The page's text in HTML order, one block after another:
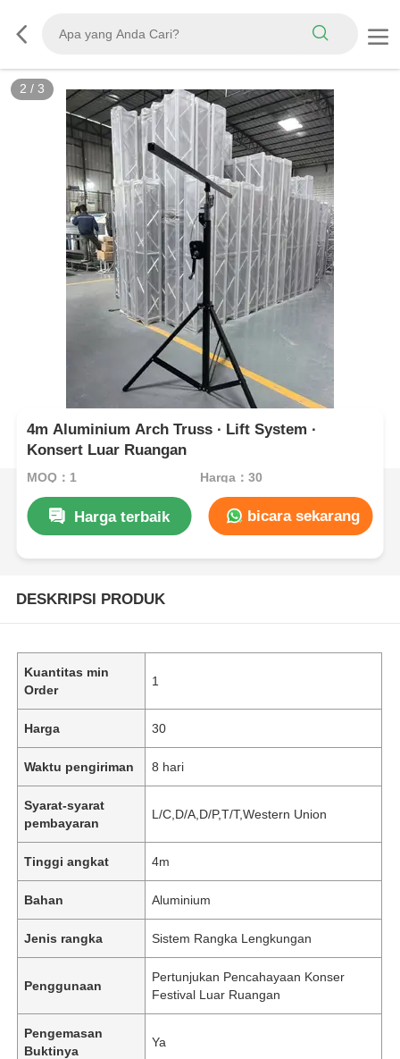
2 / 3
4m Aluminium Arch Truss ∙ Lift System ∙
Konsert Luar Ruangan
MOQ：1 Harga：30
Harga terbaik bicara sekarang
DESKRIPSI PRODUK
Kuantitas min
Order
1
Harga 30
Waktu pengiriman 8 hari
Syarat-syarat
pembayaran
L/C,D/A,D/P,T/T,Western Union
Tinggi angkat 4m
Bahan Aluminium
Jenis rangka Sistem Rangka Lengkungan
Penggunaan
Pertunjukan Pencahayaan Konser
Festival Luar Ruangan
Pengemasan
Buktinya
Ya